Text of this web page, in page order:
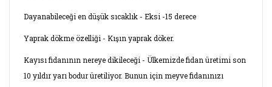
Dayanabileceği en düşük sıcaklık - Eksi -15 derece
Yaprak dökme özelliği - Kışın yaprak döker.
Kayısı fidanının nereye dikileceği - Ülkemizde fidan üretimi son
10 yıldır yarı bodur üretiliyor. Bunun için meyve fidanınızı